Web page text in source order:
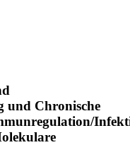
und Chronische